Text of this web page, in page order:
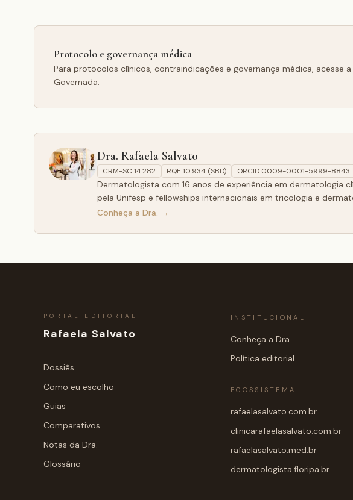
Protocolo e governança médica
Para protocolos clínicos, contraindicações e governança médica, acesse
Governada.
Dra. Rafaela Salvato
CRM-SC 14.282 RQE 10.934 (SBD) ORCID 0009-0001-5999-8843
Dermatologista com 16 anos de experiência em dermatologia
pela Unifesp e fellowships internacionais em tricologia e
Conheça a Dra. →
PORTAL EDITORIAL
Rafaela Salvato
Dossiês
Como eu escolho
Guias
Comparativos
Notas da Dra.
Glossário
INSTITUCIONAL
Conheça a Dra.
Política editorial
ECOSSISTEMA
rafaelasalvato.com.br
clinicarafaelasalvato.com.br
rafaelasalvato.med.br
dermatologista.floripa.br